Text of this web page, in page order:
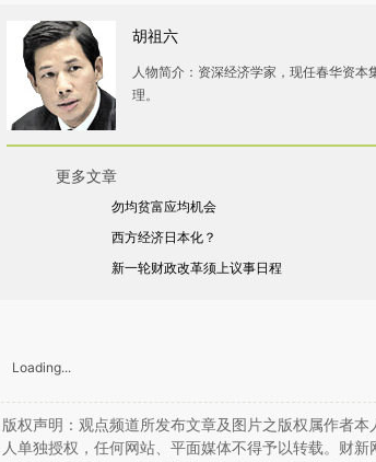
胡祖六
人物简介：资深经济学家，现任春华资
理。
更多文章
勿均贫富应均机会
西方经济日本化？
新一轮财政改革须上议事日程
Loading...
版权声明：观点频道所发布文章及图片之版权属作者
人单独授权，任何网站、平面媒体不得予以转载。财